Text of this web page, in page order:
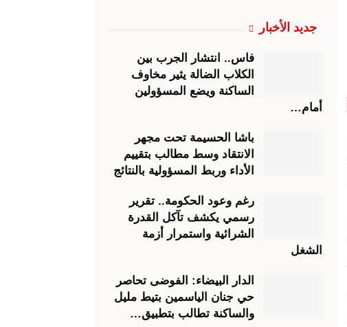
جديد الأخبار
فاس.. انتشار الجرب بين
الكلاب الضالة يثير مخاوف
الساكنة ويضع المسؤولين
أمام…
باشا الحسيمة تحت مجهر
الانتقاد وسط مطالب بتقييم
الأداء وربط المسؤولية بالنتائج
رغم وعود الحكومة.. تقرير
رسمي يكشف تآكل القدرة
الشرائية واستمرار أزمة
الشغل
الدار البيضاء: الفوضى تحاصر
حي جنان الياسمين بتيط مليل
والساكنة تطالب بتطبيق…